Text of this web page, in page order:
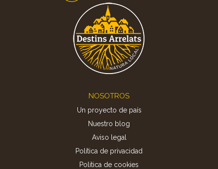
NOSOTROS
Un proyecto de país
Nuestro blog
Aviso legal
Política de privacidad
Politica de cookies